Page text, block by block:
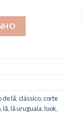
de lã,clássico,corte
,lã,lã uruguaia,look,